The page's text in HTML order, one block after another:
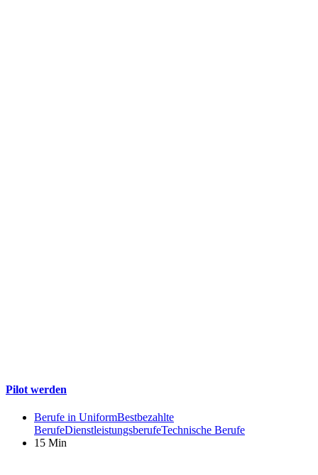
Pilot werden
Berufe in UniformBestbezahlte
BerufeDienstleistungsberufeTechnische Berufe
15 Min